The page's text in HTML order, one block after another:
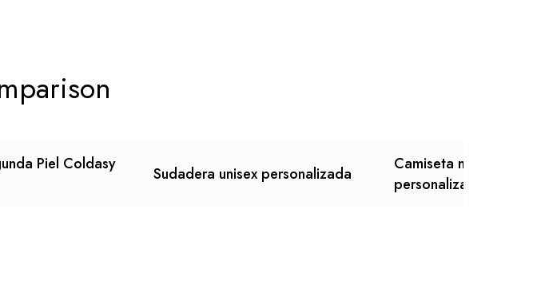
Piel Coldasy
Sudadera unisex personalizada
Camiseta mujer
personalizada